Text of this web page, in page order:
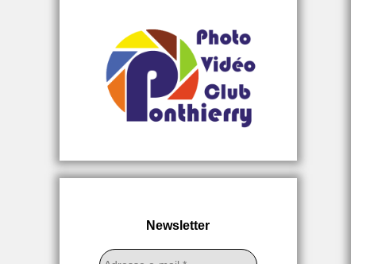
Newsletter